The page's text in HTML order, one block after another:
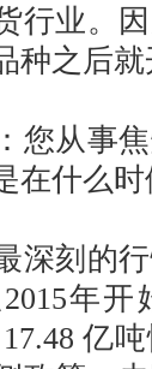
行业。
种之后
从事焦
在什么时
刻的行
年
亿